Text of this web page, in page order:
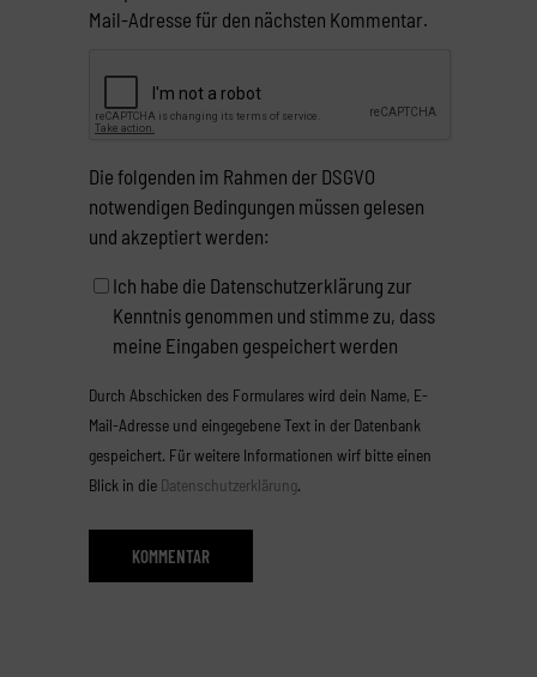
Mail-Adresse für den nächsten Kommentar.
Die folgenden im Rahmen der DSGVO
notwendigen Bedingungen müssen gelesen
und akzeptiert werden:
Ich habe die Datenschutzerklärung zur
Kenntnis genommen und stimme zu, dass
meine Eingaben gespeichert werden
Durch Abschicken des Formulares wird dein Name, E-
Mail-Adresse und eingegebene Text in der Datenbank
gespeichert. Für weitere Informationen wirf bitte einen
Blick in die Datenschutzerklärung.